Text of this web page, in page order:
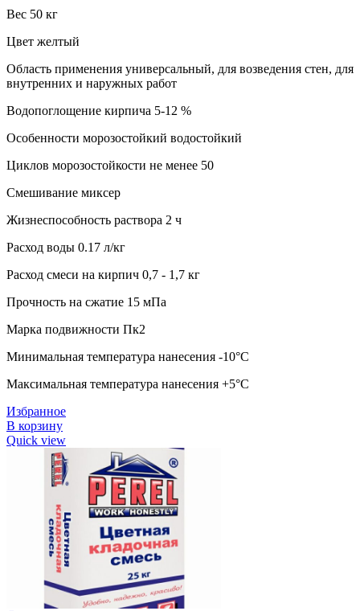
Вес 50 кг
Цвет желтый
Область применения универсальный, для возведения стен, для
внутренних и наружных работ
Водопоглощение кирпича 5-12 %
Особенности морозостойкий водостойкий
Циклов морозостойкости не менее 50
Смешивание миксер
Жизнеспособность раствора 2 ч
Расход воды 0.17 л/кг
Расход смеси на кирпич 0,7 - 1,7 кг
Прочность на сжатие 15 мПа
Марка подвижности Пк2
Минимальная температура нанесения -10°C
Максимальная температура нанесения +5°C
Избранное
В корзину
Quick view